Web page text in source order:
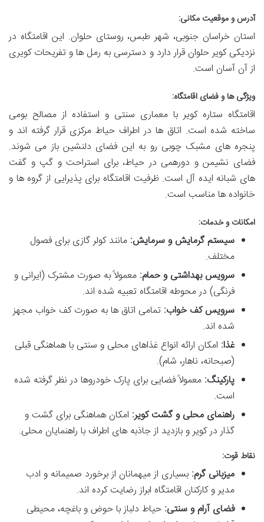
آدرس و موقعیت مکانی:
استان خراسان جنوبی، شهر طبس، روستای حلوان. این اقامتگاه در
نزدیکی کویر حلوان قرار دارد و دسترسی به رمل ها و تفریحات کویری
از آن آسان است.
ویژگی ها و فضای اقامتگاه:
اقامتگاه ستاره کویر با معماری سنتی و استفاده از مصالح بومی
ساخته شده است. اتاق ها در اطراف حیاط مرکزی قرار گرفته اند و
پنجره های مشبک چوبی رو به این فضای دلنشین باز می شوند.
فضای نشیمن و دورهمی در حیاط، برای استراحت و گپ و گفت
های شبانه ایده آل است. ظرفیت اقامتگاه برای پذیرایی از گروه ها و
خانواده ها مناسب است.
امکانات و خدمات:
سیستم گرمایش و سرمایش: مانند کولر گازی برای فصول
مختلف.
سرویس بهداشتی و حمام: معمولاً به صورت مشترک (ایرانی و
فرنگی) در محوطه اقامتگاه تعبیه شده اند.
سرویس کف خواب: تمامی اتاق ها به صورت کف خواب مجهز
شده اند.
غذا: امکان ارائه انواع غذاهای محلی و سنتی با هماهنگی قبلی
(صبحانه، ناهار، شام).
پارکینگ: معمولاً فضایی برای پارک خودروها در نظر گرفته شده
است.
راهنمای محلی و گشت کویر: امکان هماهنگی برای گشت و
گذار در کویر و بازدید از جاذبه های اطراف با راهنمایان محلی.
نقاط قوت:
میزبانی گرم: بسیاری از میهمانان از برخورد صمیمانه و ادب
مدیر و کارکنان اقامتگاه ابراز رضایت کرده اند.
فضای آرام و سنتی: حیاط دلباز با حوض و باغچه، محیطی